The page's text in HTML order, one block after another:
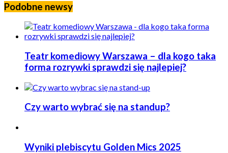
Podobne newsy
Teatr komediowy Warszawa – dla kogo taka
forma rozrywki sprawdzi się najlepiej?
Czy warto wybrać się na standup?
Wyniki plebiscytu Golden Mics 2025